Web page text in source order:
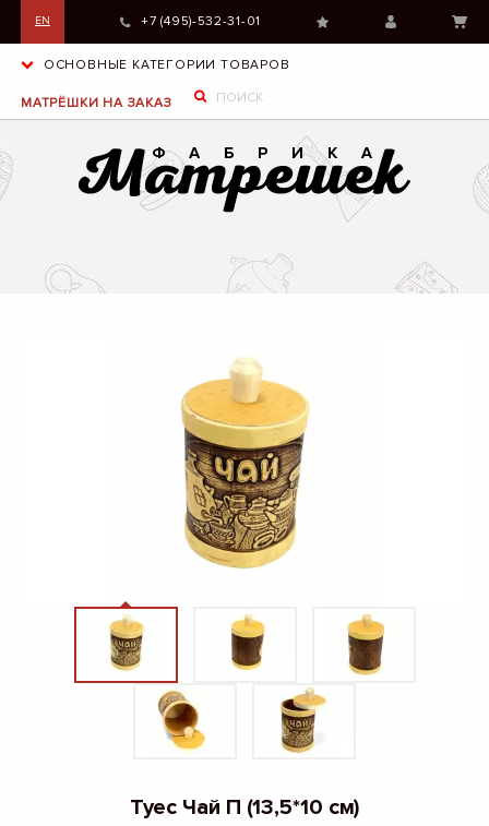
EN +7 (495)-532-31-01
ОСНОВНЫЕ КАТЕГОРИИ ТОВАРОВ
МАТРЁШКИ НА ЗАКАЗ
Туес Чай П (13,5*10 см)